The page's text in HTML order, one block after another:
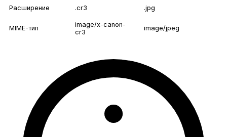
Расширение .cr3 .jpg
MIME-тип
image/x-canon-
cr3
image/jpeg